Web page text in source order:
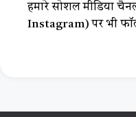
हमारे सोशल मीडिया
Instagram) पर भी